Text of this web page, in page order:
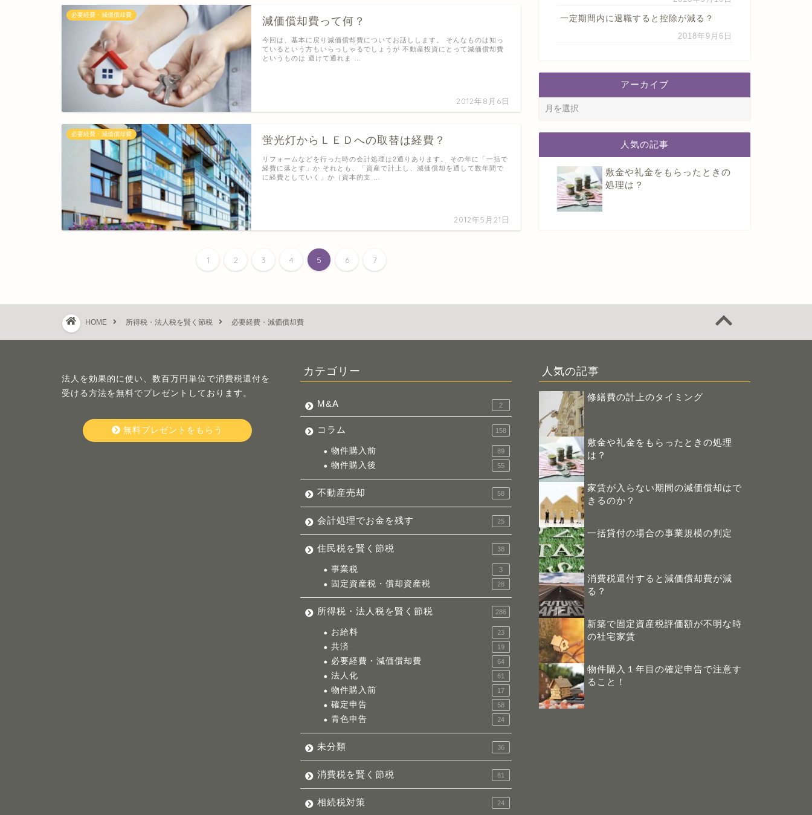
必要経費・減価償却費
減価償却​費って何？
2012年8月6日
今回は、基本に戻り減価償却費についてお話しします。 そんなものは知っ
ているという方もいらっしゃるでしょうが 不動産投資にとって減価償却費
というものは 避けて通れま …
必要経費・減価償却費
蛍光灯か​らＬＥＤへの取替は経​費？
2012年5月21日
リフォームなどを行った時の会計処理は2通りあります。 その年に「一括で
経費に落とす」か それとも、「資産で計上し、減価償却を通して数年間で
に経費としていく」か（資本的支 …
1 2 3 4 5 6 7
一定期間内に退職すると控除が減る？
2018年9月6日
アーカイブ
人気の記事
敷金や礼金をもらったときの
処理は？
HOME 所得税・法人税を賢く節税 必要経費・減価償却費
法人を効果的に使い、数百万円単位で消費税還付を
受ける方法を無料でプレゼントしております。
無料プレゼントをもらう
カテゴリー
M&A 2
コラム 158
物件購入前 89
物件購入後 55
不動産売却 58
会計処理でお金を残す 25
住民税を賢く節税 38
事業税 3
固定資産税・償却資産税 28
所得税・法人税を賢く節税 286
お給料 23
共済 19
必要経費・減価償却費 64
法人化 61
物件購入前 17
確定申告 58
青色申告 24
未分類 36
消費税を賢く節税 81
相続税対策 24
人気の記事
修繕費の計上のタイミング
敷金や礼金をもらったときの処理
は？
家賃が入らない期間の減価償却はで
きるのか？
一括貸付の場合の事業規模の判定
消費税還付すると減価償却費が減
る？
新築で固定資産税評価額が不明な時
の社宅家賃
物件購入１年目の確定申告で注意す
ること！